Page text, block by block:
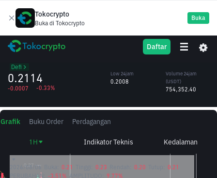
Tokocrypto
Buka di Tokocrypto
Buka
Daftar
FORM Four
Defi
0.2114
-0.0007 -0.33%
Low 24jam
0.2008
Volume 24jam
(FORM)
Volume 24jam
(USDT)
754,352.40
Grafik Buku Order Perdagangan
1H Indikator Teknis Kedalaman
2026/08/06 0.21 0.23 0.20
0.21
PERUBAHAN:
-3.51% AMPLITUDO:
9.77%